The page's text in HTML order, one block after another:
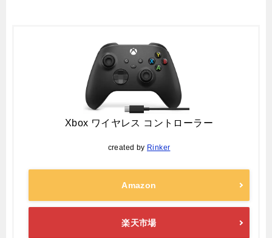
Xbox ワイヤレス コントローラー
created by Rinker
Amazon
楽天市場